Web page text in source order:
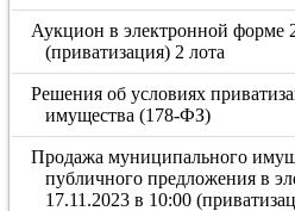
Аукцион в электронной форме
(приватизация) 2 лота
Решения об условиях
имущества (178-ФЗ)
Продажа муниципального
публичного предложения в
17.11.2023 в 10:00